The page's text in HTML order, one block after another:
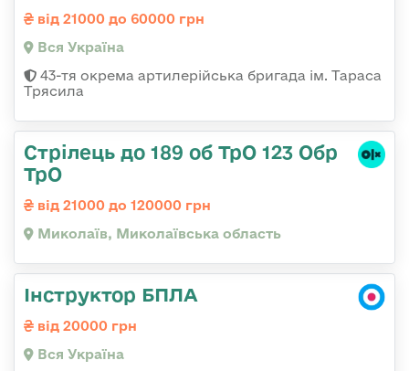
від 21000 до 60000 грн
Вся Україна
43-тя окрема артилерійська бригада ім. Тараса
Трясила
Стрілець до 189 об ТрО 123 Обр
ТрО
від 21000 до 120000 грн
Миколаїв, Миколаївська область
Інструктор БПЛА
від 20000 грн
Вся Україна